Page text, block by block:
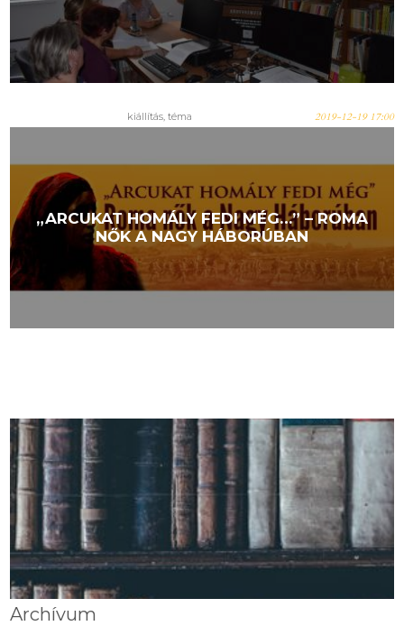
kiállítás, téma 2019-12-19 17:00
„ARCUKAT HOMÁLY FEDI MÉG…” – ROMA
NŐK A NAGY HÁBORÚBAN
Archívum